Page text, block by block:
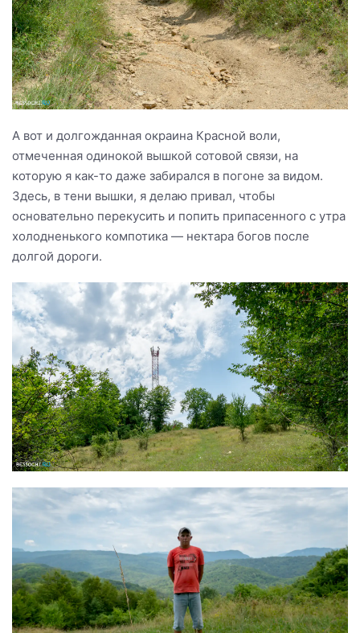
А вот и долгожданная окраина Красной воли,
отмеченная одинокой вышкой сотовой связи, на
которую я как-то даже забирался в погоне за видом.
Здесь, в тени вышки, я делаю привал, чтобы
основательно перекусить и попить припасенного с утра
холодненького компотика — нектара богов после
долгой дороги.